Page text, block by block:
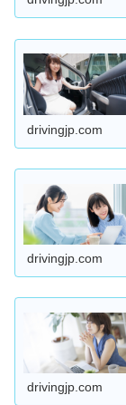
drivingjp.com
drivingjp.com
drivingjp.com